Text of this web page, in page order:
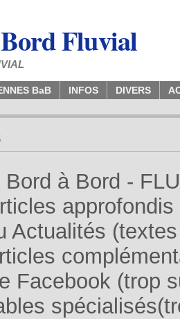
Fluvial
BaB INFOS DIVERS
Bord à Bord -
Actualités
Facebook (trop